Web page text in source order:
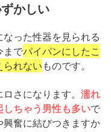
かしい
った性器を見られる
までパイパンにしたこ
られないものです。
さになります。 濡れ
ちゃう男性も多いで
奮に結びつきますか